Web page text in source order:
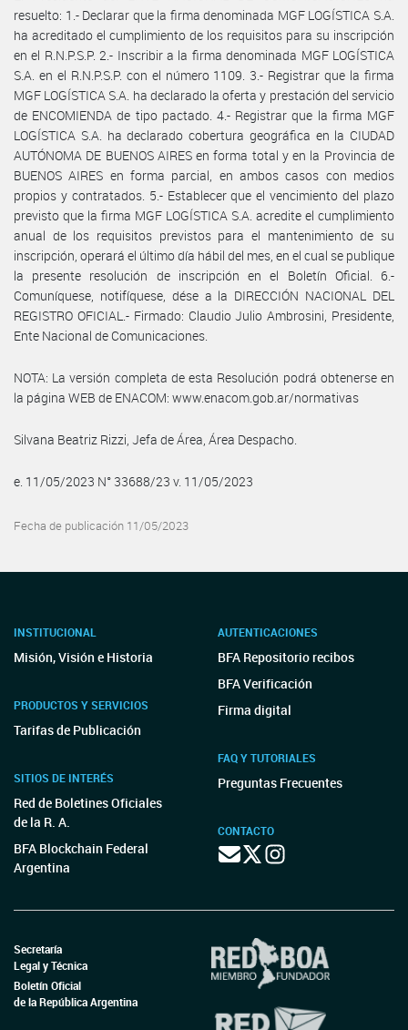
resuelto: 1.- Declarar que la firma denominada MGF LOGÍSTICA S.A.
ha acreditado el cumplimiento de los requisitos para su inscripción
en el R.N.P.S.P. 2.- Inscribir a la firma denominada MGF LOGÍSTICA
S.A. en el R.N.P.S.P. con el número 1109. 3.- Registrar que la firma
MGF LOGÍSTICA S.A. ha declarado la oferta y prestación del servicio
de ENCOMIENDA de tipo pactado. 4.- Registrar que la firma MGF
LOGÍSTICA S.A. ha declarado cobertura geográfica en la CIUDAD
AUTÓNOMA DE BUENOS AIRES en forma total y en la Provincia de
BUENOS AIRES en forma parcial, en ambos casos con medios
propios y contratados. 5.- Establecer que el vencimiento del plazo
previsto que la firma MGF LOGÍSTICA S.A. acredite el cumplimiento
anual de los requisitos previstos para el mantenimiento de su
inscripción, operará el último día hábil del mes, en el cual se publique
la presente resolución de inscripción en el Boletín Oficial. 6.-
Comuníquese, notifíquese, dése a la DIRECCIÓN NACIONAL DEL
REGISTRO OFICIAL.- Firmado: Claudio Julio Ambrosini, Presidente,
Ente Nacional de Comunicaciones.
NOTA: La versión completa de esta Resolución podrá obtenerse en
la página WEB de ENACOM: www.enacom.gob.ar/normativas
Silvana Beatriz Rizzi, Jefa de Área, Área Despacho.
e. 11/05/2023 N° 33688/23 v. 11/05/2023
Fecha de publicación 11/05/2023
INSTITUCIONAL
Misión, Visión e Historia
PRODUCTOS Y SERVICIOS
Tarifas de Publicación
SITIOS DE INTERÉS
Red de Boletines Oficiales
de la R. A.
BFA Blockchain Federal
Argentina
AUTENTICACIONES
BFA Repositorio recibos
BFA Verificación
Firma digital
FAQ Y TUTORIALES
Preguntas Frecuentes
CONTACTO
Secretaría
Legal y Técnica
Boletín Oficial
de la República Argentina